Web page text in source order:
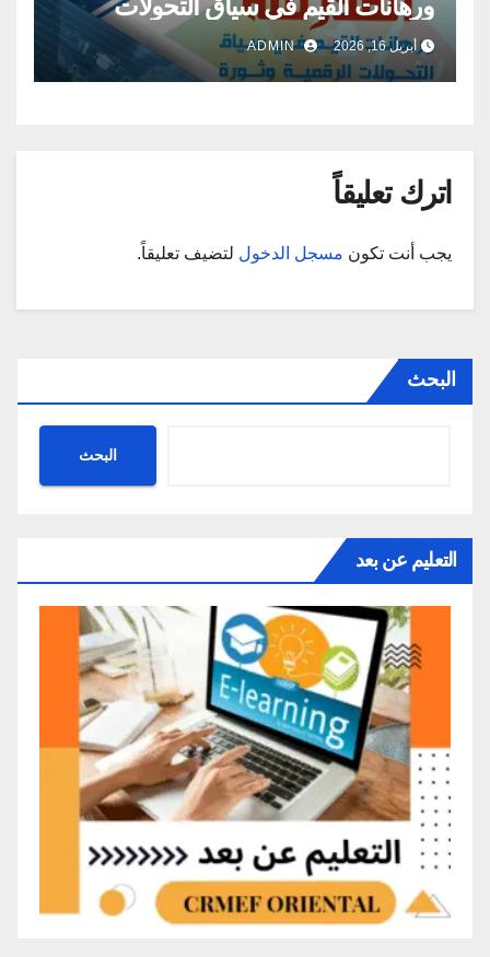
ورهانات القيم في سياق التحولات
الرقمية وثورة الذكاء الاصطناعي :
الأبعاد والتحديات
أبريل 16, 2026 ADMIN
اترك تعليقاً
يجب أنت تكون مسجل الدخول لتضيف تعليقاً.
البحث
البحث
التعليم عن بعد